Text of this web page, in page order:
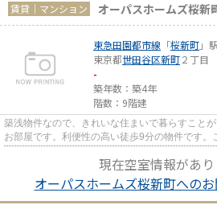
賃貸｜マンション オーパスホームズ桜新
東急田園都市線 「桜新町」
東京都世田谷区新町２丁目
-
築年数：築4年
階数：9階建
築浅物件なので、きれいな住まいで暮らすこと
お部屋です。利便性の高い徒歩9分の物件です。
現在空室情報があり
オーパスホームズ桜新町への